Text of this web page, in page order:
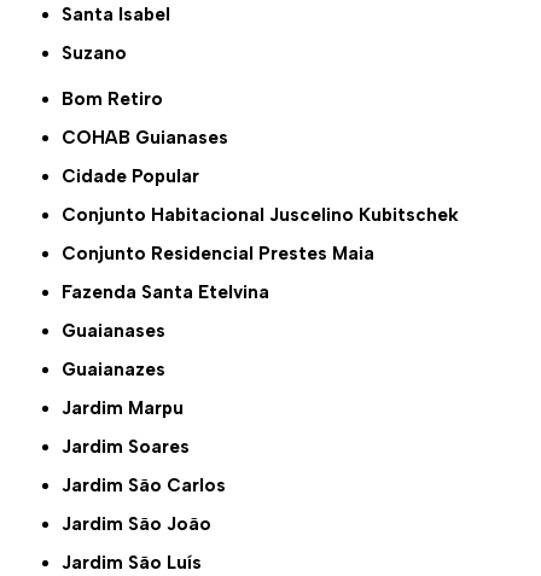
Santa Isabel
Suzano
Bom Retiro
COHAB Guianases
Cidade Popular
Conjunto Habitacional Juscelino Kubitschek
Conjunto Residencial Prestes Maia
Fazenda Santa Etelvina
Guaianases
Guaianazes
Jardim Marpu
Jardim Soares
Jardim São Carlos
Jardim São João
Jardim São Luís